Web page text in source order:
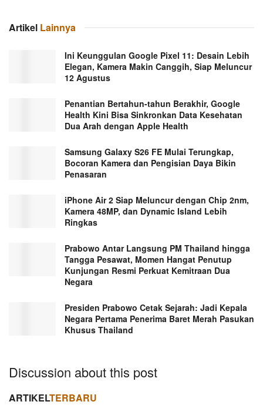
Artikel Lainnya
Ini Keunggulan Google Pixel 11: Desain Lebih
Elegan, Kamera Makin Canggih, Siap Meluncur
12 Agustus
Penantian Bertahun-tahun Berakhir, Google
Health Kini Bisa Sinkronkan Data Kesehatan
Dua Arah dengan Apple Health
Samsung Galaxy S26 FE Mulai Terungkap,
Bocoran Kamera dan Pengisian Daya Bikin
Penasaran
iPhone Air 2 Siap Meluncur dengan Chip 2nm,
Kamera 48MP, dan Dynamic Island Lebih
Ringkas
Prabowo Antar Langsung PM Thailand hingga
Tangga Pesawat, Momen Hangat Penutup
Kunjungan Resmi Perkuat Kemitraan Dua
Negara
Presiden Prabowo Cetak Sejarah: Jadi Kepala
Negara Pertama Penerima Baret Merah Pasukan
Khusus Thailand
Discussion about this post
ARTIKELTERBARU